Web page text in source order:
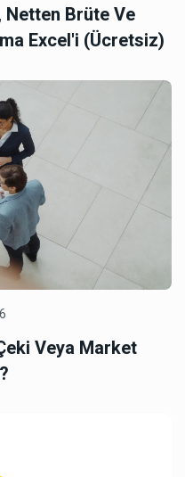
Brüte Ve
Excel'i (Ücretsiz)
Veya Market